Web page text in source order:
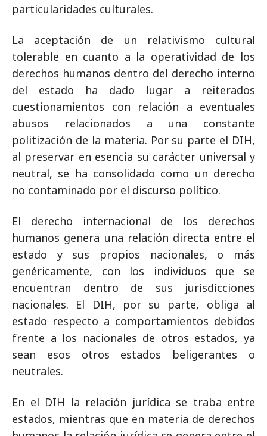
particularidades culturales.
La aceptación de un relativismo cultural
tolerable en cuanto a la operatividad de los
derechos humanos dentro del derecho interno
del estado ha dado lugar a reiterados
cuestionamientos con relación a eventuales
abusos relacionados a una constante
politización de la materia. Por su parte el DIH,
al preservar en esencia su carácter universal y
neutral, se ha consolidado como un derecho
no contaminado por el discurso político.
El derecho internacional de los derechos
humanos genera una relación directa entre el
estado y sus propios nacionales, o más
genéricamente, con los individuos que se
encuentran dentro de sus jurisdicciones
nacionales. El DIH, por su parte, obliga al
estado respecto a comportamientos debidos
frente a los nacionales de otros estados, ya
sean esos otros estados beligerantes o
neutrales.
En el DIH la relación jurídica se traba entre
estados, mientras que en materia de derechos